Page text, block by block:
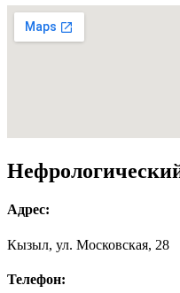
Адрес:
Кызыл, ул. Московская, 28
Телефон: